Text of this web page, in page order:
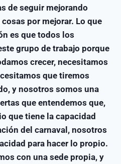
de seguir mejorando
por mejorar. Lo que
es que todos los
grupo de trabajo porque
crecer, necesitamos
que tiremos
y nosotros somos una
que entendemos que,
que tiene la capacidad
del carnaval, nosotros
para hacer lo propio.
con una sede propia, y